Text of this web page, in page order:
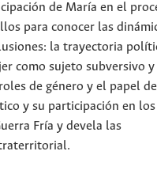
de María en el
para conocer las
la trayectoria
como sujeto subversivo y
de género y el papel de
y su participación en los
Fría y devela las